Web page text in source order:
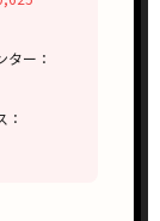
ー：